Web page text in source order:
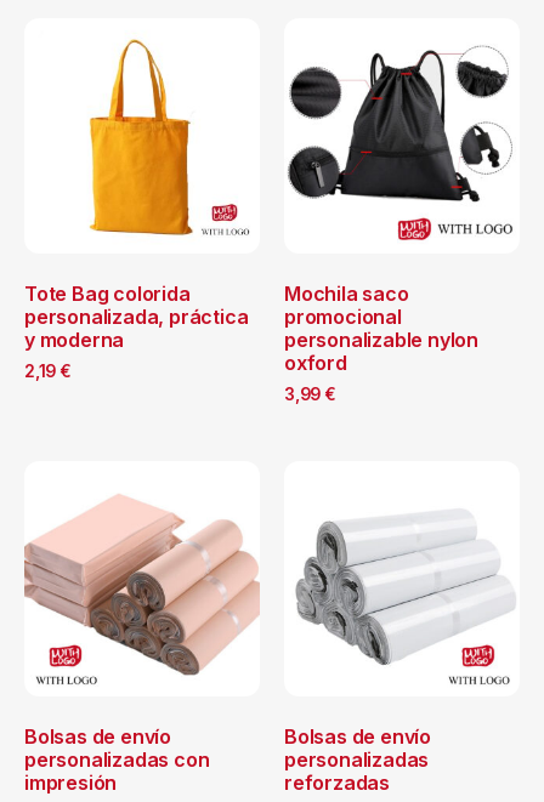
Tote Bag colorida
personalizada, práctica
y moderna
2,19 €
Mochila saco
promocional
personalizable nylon
oxford
3,99 €
Bolsas de envío
personalizadas con
impresión
Bolsas de envío
personalizadas
reforzadas